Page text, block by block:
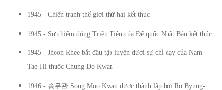
1945 - Chiến tranh thế giới thứ hai kết thúc
1945 - Sự chiếm đóng Triều Tiên của Đế quốc Nhật Bản kết thúc
1945 - Jhoon Rhee bắt đầu tập luyện dưới sự chỉ dạy của Nam
Tae-Hi thuộc Chung Do Kwan
1946 - 송무관 Song Moo Kwan được thành lập bởi Ro Byung-